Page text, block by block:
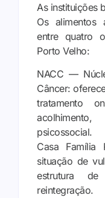
As instituições
Os alimentos
entre quatro
Porto Velho:
NACC —
Câncer:
tratamento
psicossocial.
Casa Família
situação de
estrutura
reintegração.